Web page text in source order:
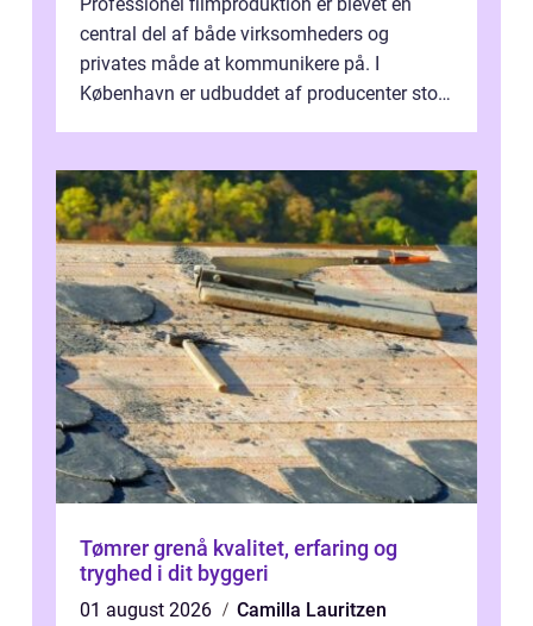
central del af både virksomheders og
privates måde at kommunikere på. I
København er udbuddet af producenter stort,
Tømrer grenå kvalitet, erfaring og
tryghed i dit byggeri
01 august 2026 Camilla Lauritzen